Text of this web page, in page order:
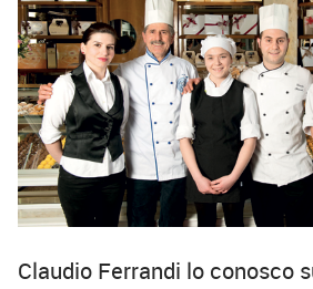
Claudio Ferrandi lo conosco